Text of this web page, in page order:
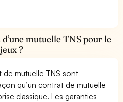
mutuelle TNS pour le
?
de mutuelle TNS sont
qu’un contrat de mutuelle
classique. Les garanties